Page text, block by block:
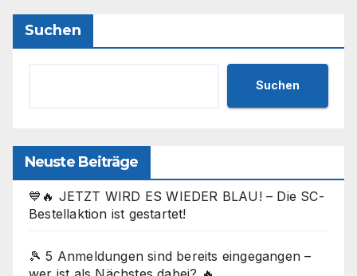
Suchen
Suchen
Neuste Beiträge
💙🔥 JETZT WIRD ES WIEDER BLAU! – Die SC-
Bestellaktion ist gestartet!
🎾 5 Anmeldungen sind bereits eingegangen –